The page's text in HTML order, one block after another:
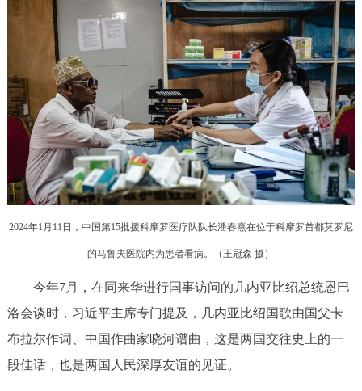
2024年1月11日，中国第15批援科摩罗医疗队队长潘春熹在位于科摩罗首都莫罗尼
的马鲁夫医院内为患者看病。（王冠森 摄）
今年7月，在同来华进行国事访问的几内亚比绍总统恩巴
洛会谈时，习近平主席专门提及，几内亚比绍国歌由国父卡
布拉尔作词、中国作曲家晓河谱曲，这是两国交往史上的一
段佳话，也是两国人民深厚友谊的见证。